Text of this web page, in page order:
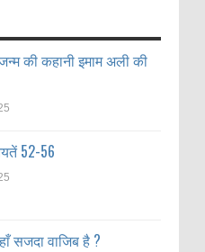
की कहानी इमाम अली की
52-56
सजदा वाजिब है ?